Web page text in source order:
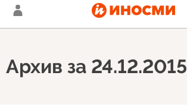
Архив за 24.12.2015